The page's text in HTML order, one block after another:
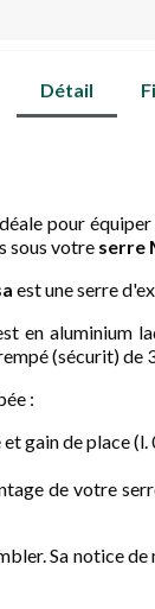
Détail
pour
sous votre serre
est une serre
en aluminium
(sécurit) de
:
gain de place (l.
de votre
Sa notice